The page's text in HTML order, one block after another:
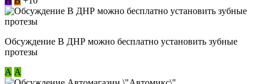
Обсуждение В ДНР можно бесплатно установить зубные
протезы
А А